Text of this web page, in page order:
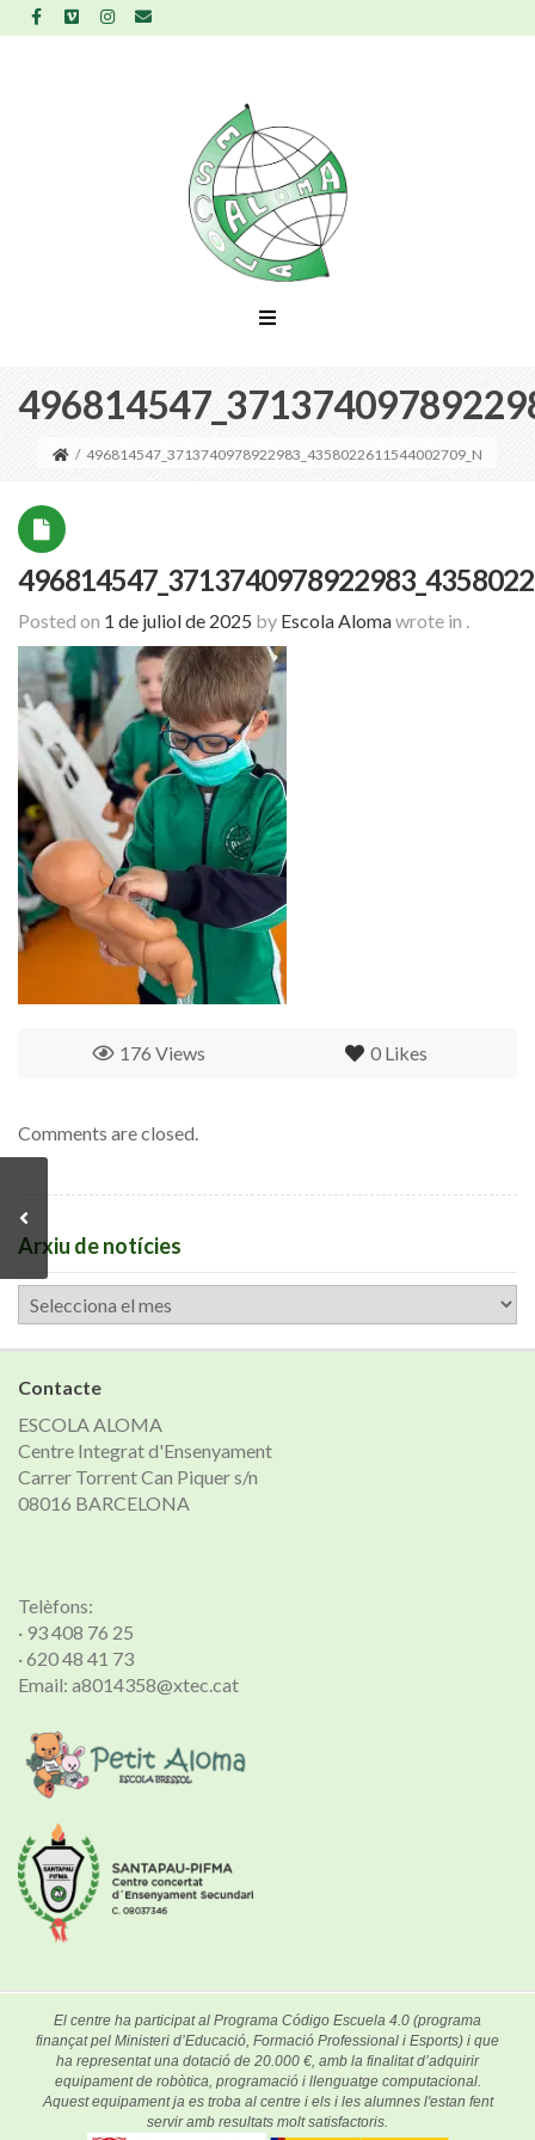
/ 496814547_3713740978922983_4358022611544002709_N
Posted on 1 de juliol de 2025 by Escola Alomawrote in .
0 Likes
176 Views
Comments are closed.
Arxiu de notícies
Arxiu
de
notícies
Contacte
ESCOLA ALOMA
Centre Integrat d'Ensenyament
Carrer Torrent Can Piquer s/n
08016 BARCELONA
Telèfons:
· 93 408 76 25
· 620 48 41 73
Email: a8014358@xtec.cat
El centre ha participat al Programa Código Escuela 4.0 (programa
finançat pel Ministeri d’Educació, Formació Professional i Esports) i que
ha representat una dotació de 20.000 €, amb la finalitat d’adquirir
equipament de robòtica, programació i llenguatge computacional.
Aquest equipament ja es troba al centre i els i les alumnes l'estan fent
servir amb resultats molt satisfactoris.